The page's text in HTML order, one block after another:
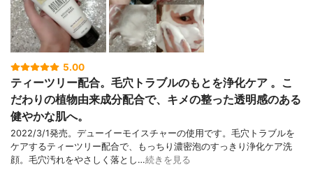
5.00
ティーツリー配合。毛穴トラブルのもとを浄化ケア 。こ
だわりの植物由来成分配合で、キメの整った透明感のある
健やかな肌へ。
2022/3/1発売。デューイーモイスチャーの使用です。毛穴トラブルを
ケアするティーツリー配合で、もっちり濃密泡のすっきり浄化ケア洗
顔。毛穴汚れをやさしく落とし…続きを見る